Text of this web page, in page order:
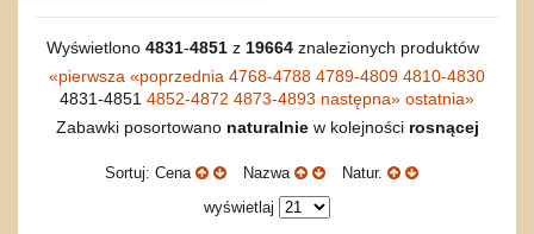
Wyświetlono 4831-4851z 19664znalezionych produktów
«pierwsza «poprzednia 4768-4788 4789-4809 4810-4830
4831-4851 4852-4872 4873-4893 następna» ostatnia»
Zabawki posortowano naturalniew kolejności rosnącej
Sortuj: Cena Nazwa
Natur.
wyświetlaj